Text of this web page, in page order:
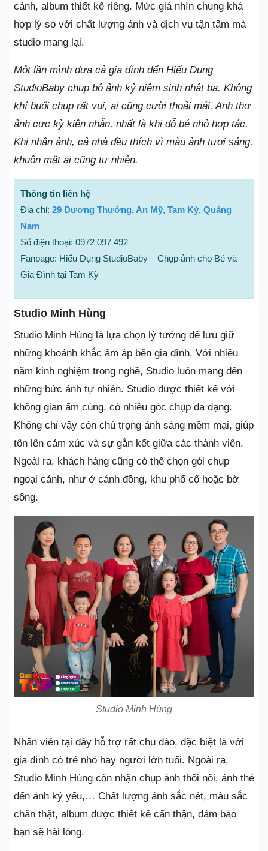
cảnh, album thiết kế riêng. Mức giá nhìn chung khá
hợp lý so với chất lượng ảnh và dịch vụ tận tâm mà
studio mang lại.
Một lần mình đưa cả gia đình đến Hiếu Dụng
StudioBaby chụp bộ ảnh kỷ niệm sinh nhật ba. Không
khí buổi chụp rất vui, ai cũng cười thoải mái. Anh thợ
ảnh cực kỳ kiên nhẫn, nhất là khi dỗ bé nhỏ hợp tác.
Khi nhận ảnh, cả nhà đều thích vì màu ảnh tươi sáng,
khuôn mặt ai cũng tự nhiên.
Thông tin liên hệ
Địa chỉ: 29 Dương Thưởng, An Mỹ, Tam Kỳ, Quảng
Nam
Số điện thoại: 0972 097 492
Fanpage: Hiếu Dụng StudioBaby – Chụp ảnh cho Bé và
Gia Đình tại Tam Kỳ
Studio Minh Hùng
Studio Minh Hùng là lựa chọn lý tưởng để lưu giữ
những khoảnh khắc ấm áp bên gia đình. Với nhiều
năm kinh nghiệm trong nghề, Studio luôn mang đến
những bức ảnh tự nhiên. Studio được thiết kế với
không gian ấm cúng, có nhiều góc chụp đa dạng.
Không chỉ vậy còn chú trọng ánh sáng mềm mại, giúp
tôn lên cảm xúc và sự gắn kết giữa các thành viên.
Ngoài ra, khách hàng cũng có thể chọn gói chụp
ngoại cảnh, như ở cánh đồng, khu phố cổ hoặc bờ
sông.
Studio Minh Hùng
Nhân viên tại đây hỗ trợ rất chu đáo, đặc biệt là với
gia đình có trẻ nhỏ hay người lớn tuổi. Ngoài ra,
Studio Minh Hùng còn nhận chụp ảnh thôi nôi, ảnh thẻ
đến ảnh kỷ yếu,… Chất lượng ảnh sắc nét, màu sắc
chân thật, album được thiết kế cẩn thận, đảm bảo
bạn sẽ hài lòng.